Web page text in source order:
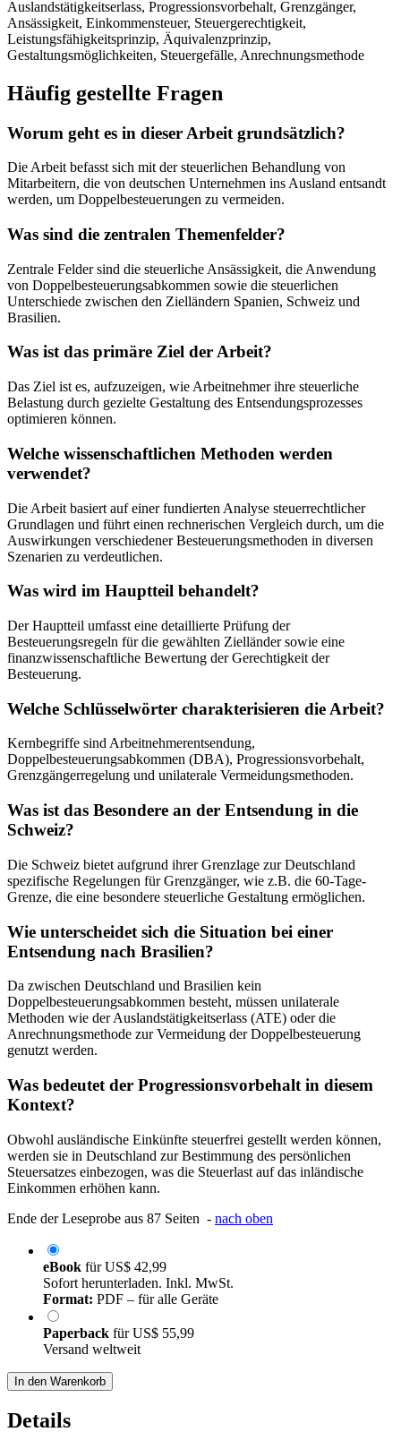
Auslandstätigkeitserlass, Progressionsvorbehalt, Grenzgänger,
Ansässigkeit, Einkommensteuer, Steuergerechtigkeit,
Leistungsfähigkeitsprinzip, Äquivalenzprinzip,
Gestaltungsmöglichkeiten, Steuergefälle, Anrechnungsmethode
Häufig gestellte Fragen
Worum geht es in dieser Arbeit grundsätzlich?
Die Arbeit befasst sich mit der steuerlichen Behandlung von
Mitarbeitern, die von deutschen Unternehmen ins Ausland entsandt
werden, um Doppelbesteuerungen zu vermeiden.
Was sind die zentralen Themenfelder?
Zentrale Felder sind die steuerliche Ansässigkeit, die Anwendung
von Doppelbesteuerungsabkommen sowie die steuerlichen
Unterschiede zwischen den Zielländern Spanien, Schweiz und
Brasilien.
Was ist das primäre Ziel der Arbeit?
Das Ziel ist es, aufzuzeigen, wie Arbeitnehmer ihre steuerliche
Belastung durch gezielte Gestaltung des Entsendungsprozesses
optimieren können.
Welche wissenschaftlichen Methoden werden
verwendet?
Die Arbeit basiert auf einer fundierten Analyse steuerrechtlicher
Grundlagen und führt einen rechnerischen Vergleich durch, um die
Auswirkungen verschiedener Besteuerungsmethoden in diversen
Szenarien zu verdeutlichen.
Was wird im Hauptteil behandelt?
Der Hauptteil umfasst eine detaillierte Prüfung der
Besteuerungsregeln für die gewählten Zielländer sowie eine
finanzwissenschaftliche Bewertung der Gerechtigkeit der
Besteuerung.
Welche Schlüsselwörter charakterisieren die Arbeit?
Kernbegriffe sind Arbeitnehmerentsendung,
Doppelbesteuerungsabkommen (DBA), Progressionsvorbehalt,
Grenzgängerregelung und unilaterale Vermeidungsmethoden.
Was ist das Besondere an der Entsendung in die
Schweiz?
Die Schweiz bietet aufgrund ihrer Grenzlage zur Deutschland
spezifische Regelungen für Grenzgänger, wie z.B. die 60-Tage-
Grenze, die eine besondere steuerliche Gestaltung ermöglichen.
Wie unterscheidet sich die Situation bei einer
Entsendung nach Brasilien?
Da zwischen Deutschland und Brasilien kein
Doppelbesteuerungsabkommen besteht, müssen unilaterale
Methoden wie der Auslandstätigkeitserlass (ATE) oder die
Anrechnungsmethode zur Vermeidung der Doppelbesteuerung
genutzt werden.
Was bedeutet der Progressionsvorbehalt in diesem
Kontext?
Obwohl ausländische Einkünfte steuerfrei gestellt werden können,
werden sie in Deutschland zur Bestimmung des persönlichen
Steuersatzes einbezogen, was die Steuerlast auf das inländische
Einkommen erhöhen kann.
Ende der Leseprobe aus 87 Seiten - nach oben
eBook fürUS$ 42,99
Sofort herunterladen. Inkl. MwSt.
Format: PDF – für alle Geräte
Paperback fürUS$ 55,99
Versand weltweit
In den Warenkorb
Details